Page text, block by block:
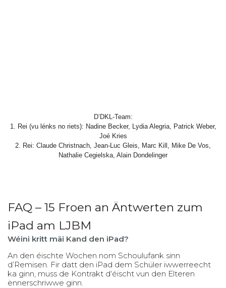
D’DKL-Team:
1. Rei (vu lénks no riets): Nadine Becker, Lydia Alegria, Patrick Weber,
Joé Kries
2. Rei: Claude Christnach, Jean-Luc Gleis, Marc Kill, Mike De Vos,
Nathalie Cegielska, Alain Dondelinger
FAQ – 15 Froen an Äntwerten zum
iPad am LJBM
Wéini kritt mäi Kand den iPad?
An den éischte Wochen nom Schoulufank sinn
d’Remisen. Fir datt den iPad dem Schüler iwwerreecht
ka ginn, muss de Kontrakt d‘éischt vun den Elteren
ënnerschriwwe ginn.